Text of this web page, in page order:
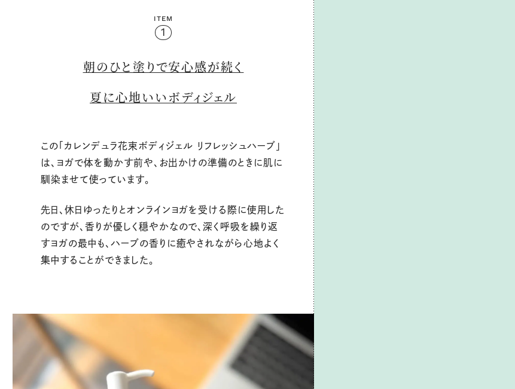
ITEM
1
朝のひと塗りで安心感が続く
夏に心地いいボディジェル
この「カレンデュラ花束ボディジェル リフレッシュハーブ」
は、ヨガで体を動かす前や、お出かけの準備のときに肌に
馴染ませて使っています。
先日、休日ゆったりとオンラインヨガを受ける際に使用した
のですが、香りが優しく穏やかなので、深く呼吸を繰り返
すヨガの最中も、ハーブの香りに癒やされながら心地よく
集中することができました。